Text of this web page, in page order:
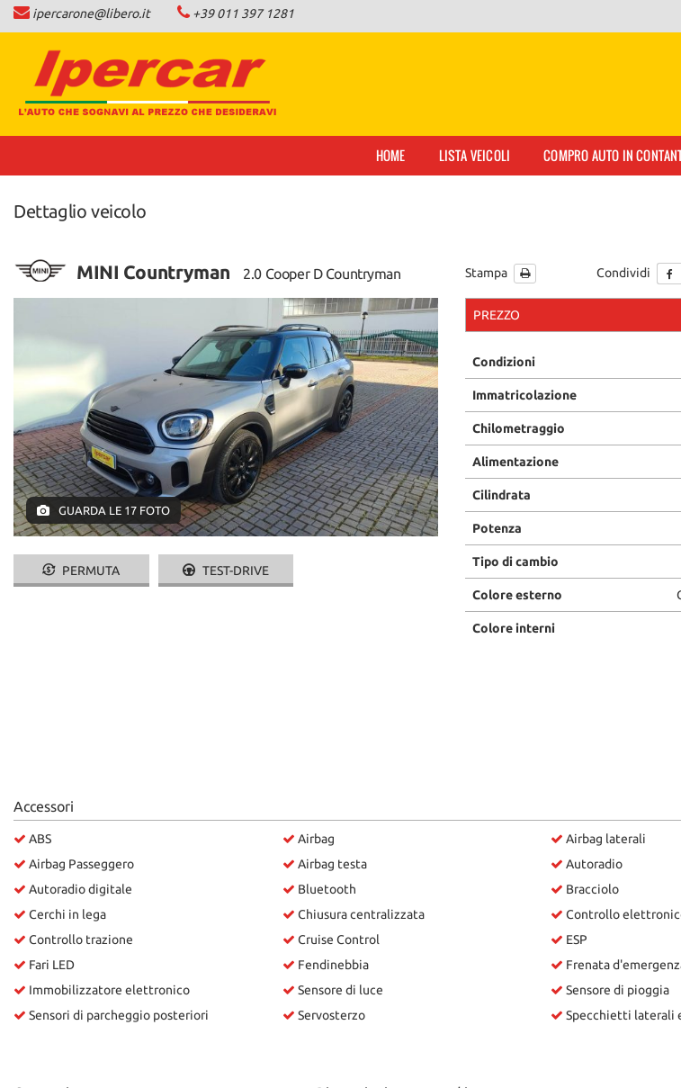
HOME
LISTA VEICOLI
ipercarone@libero.it +39 011 397 1281
HOME LISTA VEICOLI COMPRO AUTO IN
Dettaglio veicolo
MINI Countryman 2.0 Cooper D Countryman Stampa Condividi
GUARDA LE 17 FOTO
PERMUTA TEST-DRIVE
PREZZO
Condizioni
Immatricolazione
Chilometraggio
Alimentazione
Cilindrata
Potenza
Tipo di cambio
Colore esterno
Colore interni
Accessori
ABS
Airbag Passeggero
Autoradio digitale
Cerchi in lega
Controllo trazione
Fari LED
Immobilizzatore elettronico
Sensori di parcheggio posteriori
Airbag
Airbag testa
Bluetooth
Chiusura centralizzata
Cruise Control
Fendinebbia
Sensore di luce
Servosterzo
Airbag laterali
Autoradio
Bracciolo
Controllo
ESP
Frenata
Sensore di pioggia
Specchietti laterali